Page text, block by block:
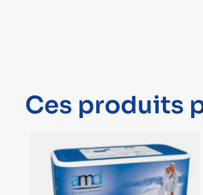
Ces produits